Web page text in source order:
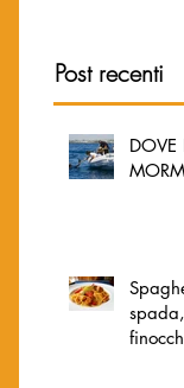
Post recenti
DOVE